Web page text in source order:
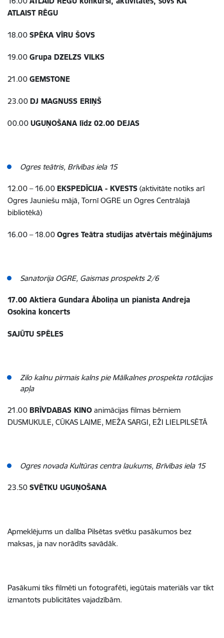
ATLAIST RĒGU
18.00 SPĒKA VĪRU ŠOVS
19.00 Grupa DZELZS VILKS
21.00 GEMSTONE
23.00 DJ MAGNUSS ERIŅŠ
00.00 UGUŅOŠANA līdz 02.00 DEJAS
Ogres teātris, Brīvības iela 15
12.00 – 16.00 EKSPEDĪCIJA - KVESTS (aktivitāte notiks arī
Ogres Jauniešu mājā, Tornī OGRE un Ogres Centrālajā
bibliotēkā)
16.00 – 18.00 Ogres Teātra studijas atvērtais mēģinājums
Sanatorija OGRE, Gaismas prospekts 2/6
17.00 Aktiera Gundara Āboliņa un pianista Andreja
Osokina koncerts
SAJŪTU SPĒLES
Zilo kalnu pirmais kalns pie Mālkalnes prospekta rotācijas
apļa
21.00 BRĪVDABAS KINO animācijas filmas bērniem
DUSMUKULE, CŪKAS LAIME, MEŽA SARGI, EŽI LIELPILSĒTĀ
Ogres novada Kultūras centra laukums, Brīvības iela 15
23.50 SVĒTKU UGUŅOŠANA
Apmeklējums un dalība Pilsētas svētku pasākumos bez
maksas, ja nav norādīts savādāk.
Pasākumi tiks filmēti un fotografēti, iegūtais materiāls var tikt
izmantots publicitātes vajadzībām.